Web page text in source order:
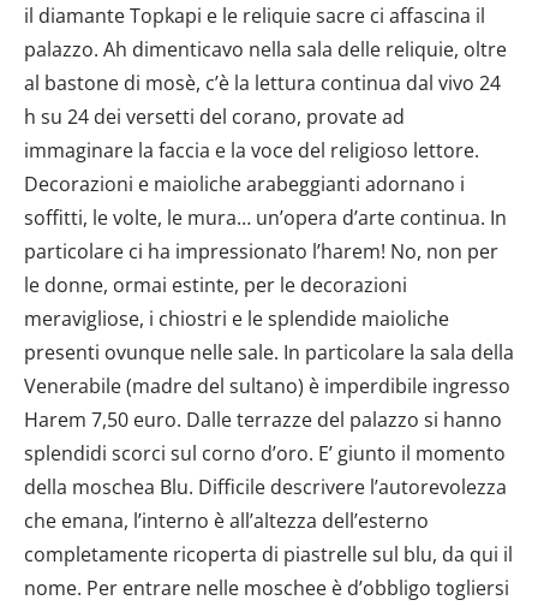
il diamante Topkapi e le reliquie sacre ci affascina il
palazzo. Ah dimenticavo nella sala delle reliquie, oltre
al bastone di mosè, c’è la lettura continua dal vivo 24
h su 24 dei versetti del corano, provate ad
immaginare la faccia e la voce del religioso lettore.
Decorazioni e maioliche arabeggianti adornano i
soffitti, le volte, le mura… un’opera d’arte continua. In
particolare ci ha impressionato l’harem! No, non per
le donne, ormai estinte, per le decorazioni
meravigliose, i chiostri e le splendide maioliche
presenti ovunque nelle sale. In particolare la sala della
Venerabile (madre del sultano) è imperdibile ingresso
Harem 7,50 euro. Dalle terrazze del palazzo si hanno
splendidi scorci sul corno d’oro. E’ giunto il momento
della moschea Blu. Difficile descrivere l’autorevolezza
che emana, l’interno è all’altezza dell’esterno
completamente ricoperta di piastrelle sul blu, da qui il
nome. Per entrare nelle moschee è d’obbligo togliersi